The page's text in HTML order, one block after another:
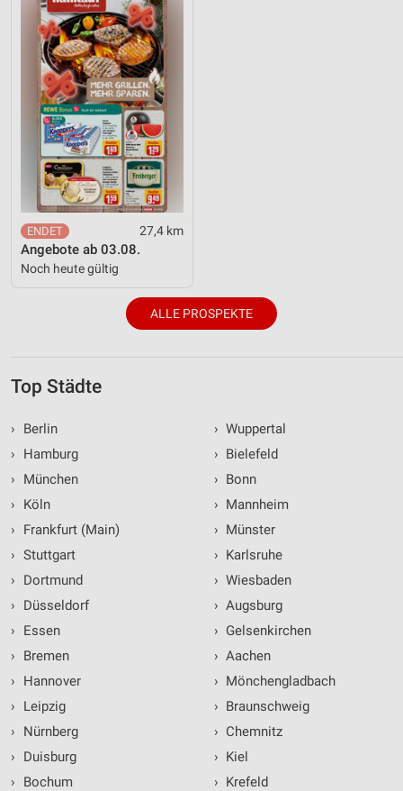
27,4 km
Angebote ab 03.08.
Noch heute gültig
ALLE PROSPEKTE
Top Städte
›
Berlin
›
Hamburg
›
München
›
Köln
›
Frankfurt (Main)
› Stuttgart
›
Dortmund
›
Düsseldorf
›
Essen
›
Bremen
›
Hannover
›
Leipzig
›
Nürnberg
›
Duisburg
›
Bochum
› Wuppertal
› Bielefeld
› Bonn
› Mannheim
› Münster
› Karlsruhe
› Wiesbaden
› Augsburg
› Gelsenkirchen
› Aachen
› Mönchengladbach
› Braunschweig
› Chemnitz
› Kiel
› Krefeld